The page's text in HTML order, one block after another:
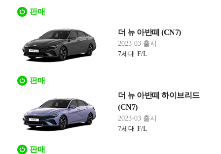
판매
더 뉴 아반떼 (CN7)
2023-03 출시
7세대 F/L
판매
더 뉴 아반떼 하이브리드
(CN7)
2023-03 출시
7세대 F/L
판매